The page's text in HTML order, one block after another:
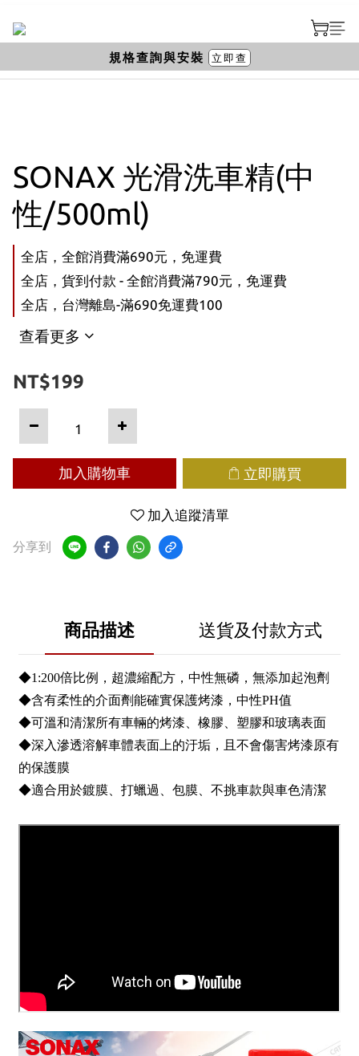
SONAX 光滑洗車精(中
性/500ml)
全店，全館消費滿690元，免運費
全店，貨到付款 - 全館消費滿790元，免運費
全店，台灣離島-滿690免運費100
查看更多
NT$199
加入購物車 立即購買
加入追蹤清單
分享到
商品描述 送貨及付款方式
◆1:200倍比例，超濃縮配方，中性無磷，無添加起泡劑
◆含有柔性的介面劑能確實保護烤漆，中性PH值
◆可溫和清潔所有車輛的烤漆、橡膠、塑膠和玻璃表面
◆深入滲透溶解車體表面上的汙垢，且不會傷害烤漆原有
的保護膜
◆適合用於鍍膜、打蠟過、包膜、不挑車款與車色清潔
規格查詢與安裝 立即查